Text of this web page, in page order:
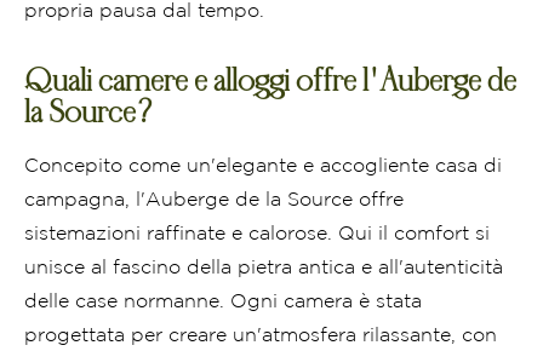
propria pausa dal tempo.
Quali camere e alloggi offre l'Auberge de
la Source?
Concepito come un'elegante e accogliente casa di
campagna, l'Auberge de la Source offre
sistemazioni raffinate e calorose. Qui il comfort si
unisce al fascino della pietra antica e all'autenticità
delle case normanne. Ogni camera è stata
progettata per creare un'atmosfera rilassante, con